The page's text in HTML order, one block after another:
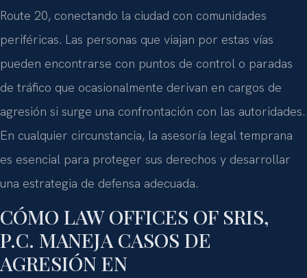
Route 20, conectando la ciudad con comunidades
periféricas. Las personas que viajan por estas vías
pueden encontrarse con puntos de control o paradas
de tráfico que ocasionalmente derivan en cargos de
agresión si surge una confrontación con las autoridades.
En cualquier circunstancia, la asesoría legal temprana
es esencial para proteger sus derechos y desarrollar
una estrategia de defensa adecuada.
CÓMO LAW OFFICES OF SRIS,
P.C. MANEJA CASOS DE
AGRESIÓN EN